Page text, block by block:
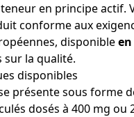
en principe actif.
conforme aux
disponible
sur la qualité.
disponibles
présente sous forme
dosés à 400 mg ou